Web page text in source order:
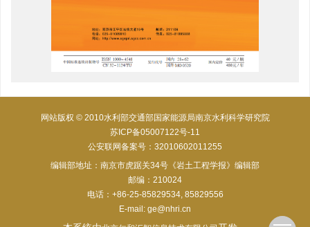
网站版权 © 2010水利部交通部国家能源局南京水利科学研究院
苏ICP备05007122号-11
公安联网备案号：32010602011255
编辑部地址：南京市虎踞关34号《岩土工程学报》编辑部
邮编：210024
电话：+86-25-85829534, 85829556
E-mail: ge@nhri.cn